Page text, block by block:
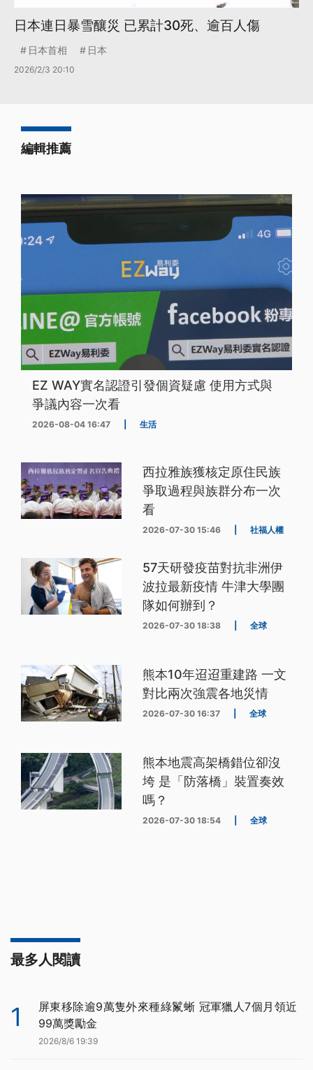
日本連日暴雪釀災 已累計30死、逾百人傷
日本首相 日本
2026/2/3 20:10
編輯推薦
EZ WAY實名認證引發個資疑慮 使用方式與
爭議內容一次看
2026-08-04 16:47 生活
西拉雅族獲核定原住民族
爭取過程與族群分布一次
看
2026-07-30 15:46 社福人權
57天研發疫苗對抗非洲伊
波拉最新疫情 牛津大學團
隊如何辦到？
2026-07-30 18:38 全球
熊本10年迢迢重建路 一文
對比兩次強震各地災情
2026-07-30 16:37 全球
熊本地震高架橋錯位卻沒
垮 是「防落橋」裝置奏效
嗎？
2026-07-30 18:54 全球
最多人閱讀
1
屏東移除逾9萬隻外來種綠鬣蜥 冠軍獵人7個月領近
99萬獎勵金
2026/8/6 19:39